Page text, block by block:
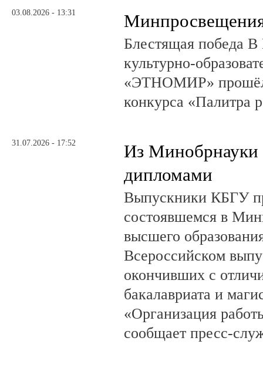
03.08.2026 - 13:31
Блестящая победа В
культурно-
«ЭТНОМИР» прошёл
конкурса «Палитра
31.07.2026 - 17:52
Из Минобрнауки
дипломами
Выпускники КБГУ
состоявшемся в
высшего
Всероссийском
окончивших с
бакалавриата и
«Организация
сообщает пресс-